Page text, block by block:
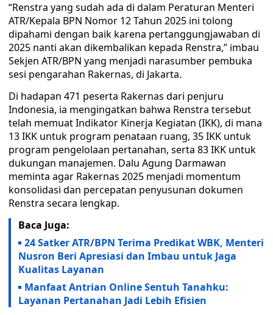
“Renstra yang sudah ada di dalam Peraturan Menteri
ATR/Kepala BPN Nomor 12 Tahun 2025 ini tolong
dipahami dengan baik karena pertanggungjawaban di
2025 nanti akan dikembalikan kepada Renstra,” imbau
Sekjen ATR/BPN yang menjadi narasumber pembuka
sesi pengarahan Rakernas, di Jakarta.
Di hadapan 471 peserta Rakernas dari penjuru
Indonesia, ia mengingatkan bahwa Renstra tersebut
telah memuat Indikator Kinerja Kegiatan (IKK), di mana
13 IKK untuk program penataan ruang, 35 IKK untuk
program pengelolaan pertanahan, serta 83 IKK untuk
dukungan manajemen. Dalu Agung Darmawan
meminta agar Rakernas 2025 menjadi momentum
konsolidasi dan percepatan penyusunan dokumen
Renstra secara lengkap.
Baca Juga:
24 Satker ATR/BPN Terima Predikat WBK, Menteri
Nusron Beri Apresiasi dan Imbau untuk Jaga
Kualitas Layanan
Manfaat Antrian Online Sentuh Tanahku:
Layanan Pertanahan Jadi Lebih Efisien